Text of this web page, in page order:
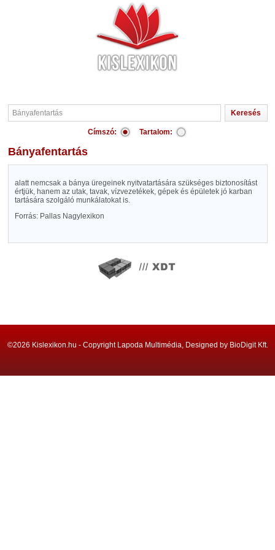
Címszó: Tartalom:
Bányafentartás
alatt nemcsak a bánya üregeinek nyitvatartására szükséges biztonosítást
értjük, hanem az utak, tavak, vízvezetékek, gépek és épületek jó karban
tartására szolgáló munkálatokat is.
Forrás: Pallas Nagylexikon
©2026 Kislexikon.hu - Copyright Lapoda Multimédia, Designed by BioDigit Kft.